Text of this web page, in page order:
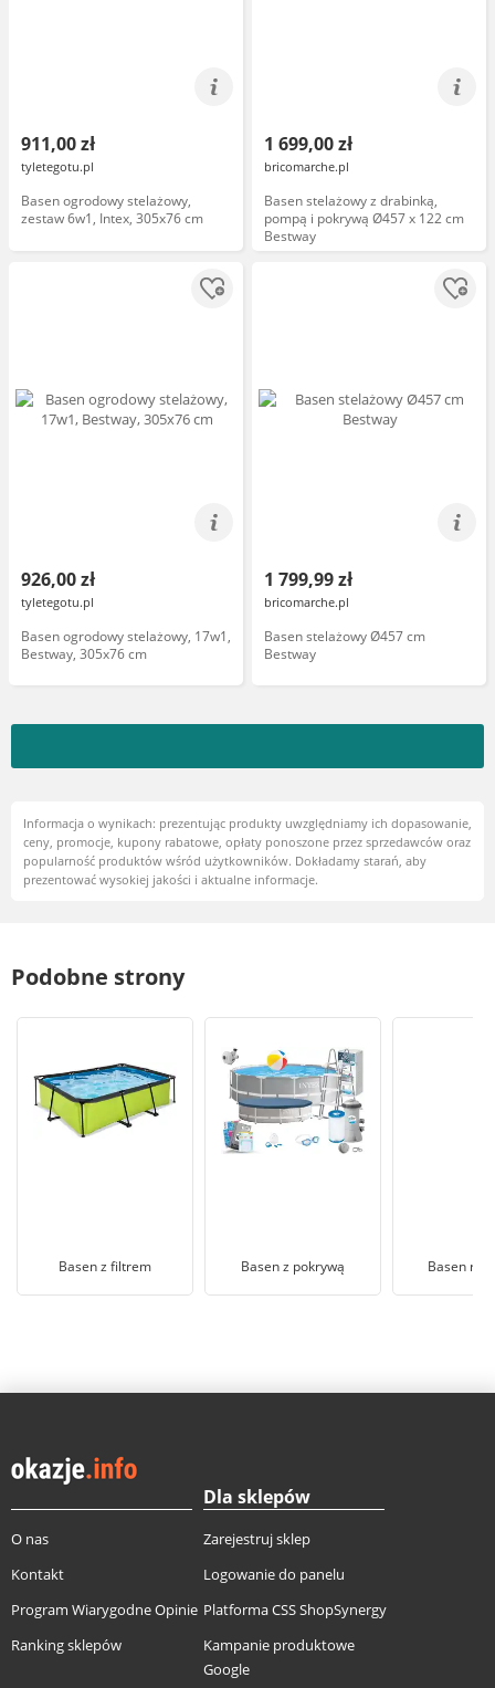
911,00 zł
tyletegotu.pl
Basen ogrodowy stelażowy,
zestaw 6w1, Intex, 305x76 cm
1 699,00 zł
bricomarche.pl
Basen stelażowy z drabinką,
pompą i pokrywą Ø457 x 122 cm
Bestway
926,00 zł
tyletegotu.pl
Basen ogrodowy stelażowy, 17w1,
Bestway, 305x76 cm
1 799,99 zł
bricomarche.pl
Basen stelażowy Ø457 cm
Bestway
Informacja o wynikach: prezentując produkty uwzględniamy ich dopasowanie,
ceny, promocje, kupony rabatowe, opłaty ponoszone przez sprzedawców oraz
popularność produktów wśród użytkowników. Dokładamy starań, aby
prezentować wysokiej jakości i aktualne informacje.
Podobne strony
Basen z filtrem Basen z pokrywą Basen
O nas
Kontakt
Program Wiarygodne Opinie
Ranking sklepów
Dla sklepów
Zarejestruj sklep
Logowanie do panelu
Platforma CSS ShopSynergy
Kampanie produktowe
Google